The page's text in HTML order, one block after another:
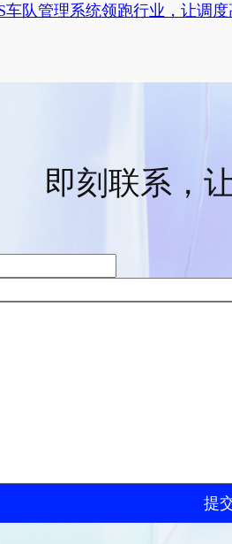
车队管理系统领跑行业，让调度
即刻联系，
提